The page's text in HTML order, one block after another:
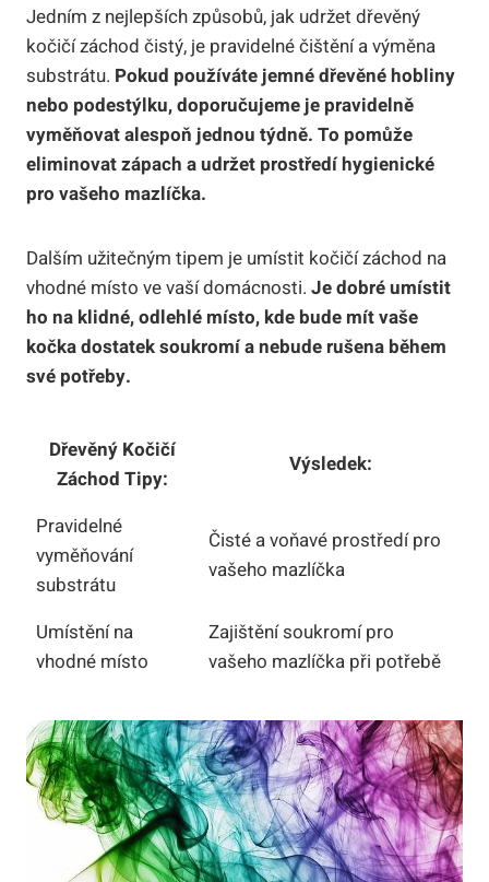
Jedním z nejlepších způsobů, jak udržet dřevěný
kočičí záchod čistý, je pravidelné čištění a výměna
substrátu. Pokud používáte jemné dřevěné hobliny
nebo podestýlku, doporučujeme je pravidelně
vyměňovat alespoň jednou týdně. To pomůže
eliminovat zápach a udržet prostředí hygienické
pro vašeho mazlíčka.
Dalším užitečným tipem je umístit kočičí záchod na
vhodné místo ve vaší domácnosti. Je dobré umístit
ho na klidné, odlehlé místo, kde bude mít vaše
kočka dostatek soukromí a nebude rušena během
své potřeby.
Dřevěný Kočičí
Záchod Tipy:
Výsledek:
Pravidelné
vyměňování
substrátu
Čisté a voňavé prostředí pro
vašeho mazlíčka
Umístění na
vhodné místo
Zajištění soukromí pro
vašeho mazlíčka při potřebě